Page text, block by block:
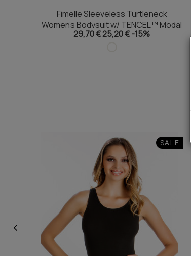
Fimelle Sleeveless Turtleneck
Women's Bodysuit w/ TENCEL™ Modal
29,70 €25,20 €-15%
SALE